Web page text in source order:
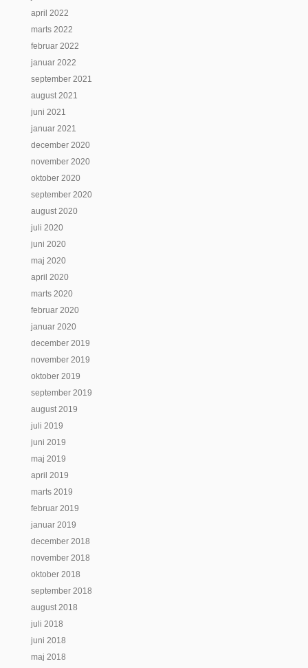
april 2022
marts 2022
februar 2022
januar 2022
september 2021
august 2021
juni 2021
januar 2021
december 2020
november 2020
oktober 2020
september 2020
august 2020
juli 2020
juni 2020
maj 2020
april 2020
marts 2020
februar 2020
januar 2020
december 2019
november 2019
oktober 2019
september 2019
august 2019
juli 2019
juni 2019
maj 2019
april 2019
marts 2019
februar 2019
januar 2019
december 2018
november 2018
oktober 2018
september 2018
august 2018
juli 2018
juni 2018
maj 2018